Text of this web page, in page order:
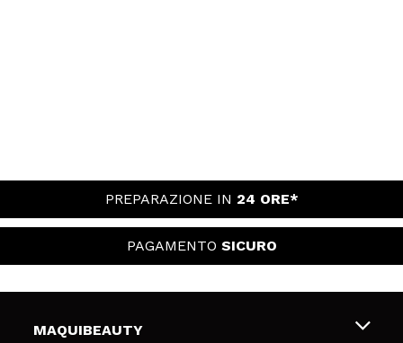
PREPARAZIONE IN 24 ORE*
PAGAMENTO SICURO
MAQUIBEAUTY